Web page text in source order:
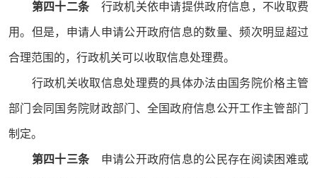
第四十二条行政机关依申请提供政府信息，不收取费
用。但是，申请人申请公开政府信息的数量、频次明显超过
合理范围的，行政机关可以收取信息处理费。
行政机关收取信息处理费的具体办法由国务院价格主管
部门会同国务院财政部门、全国政府信息公开工作主管部门
制定。
第四十三条申请公开政府信息的公民存在阅读困难或